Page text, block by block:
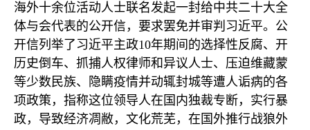
海外十余位活动人士联名发起一封给中共二十大全
体与会代表的公开信，要求罢免并审判习近平。公
开信列举了习近平主政10年期间的选择性反腐、开
历史倒车、抓捕人权律师和异议人士、压迫维藏蒙
等少数民族、隐瞒疫情并动辄封城等遭人诟病的各
项政策，指称这位领导人在国内独裁专断，实行暴
政，导致经济凋敝，文化荒芜，在国外推行战狼外